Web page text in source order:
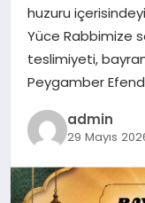
KABE CANLI YAYIN
huzuru
Yüce Rabbimize
teslimiyeti,
Peygamber
admin
29 Mayıs